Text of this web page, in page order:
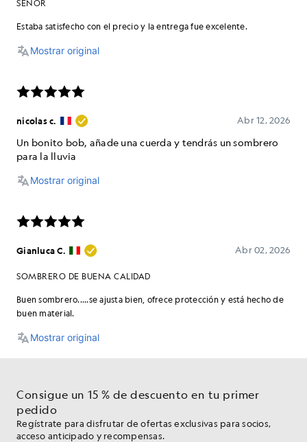
Consigue un 15 % de descuento en tu primer
pedido
Regístrate para disfrutar de ofertas exclusivas para socios,
acceso anticipado y recompensas.